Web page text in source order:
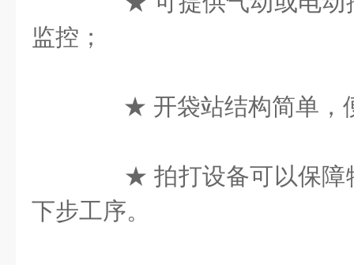
监控；
★ 开袋站结构简单，
★ 拍打设备可以保障
下步工序。